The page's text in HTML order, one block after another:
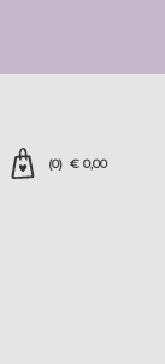
(0) € 0,00